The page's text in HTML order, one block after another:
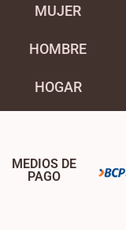
MUJER
HOMBRE
HOGAR
MEDIOS DE
PAGO